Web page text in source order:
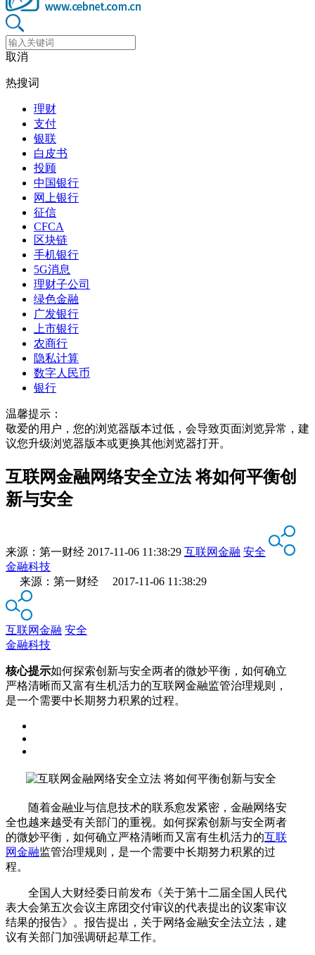
取消
热搜词
理财
支付
银联
白皮书
投顾
中国银行
网上银行
征信
CFCA
区块链
手机银行
5G消息
理财子公司
绿色金融
广发银行
上市银行
农商行
隐私计算
数字人民币
银行
温馨提示：
敬爱的用户，您的浏览器版本过低，会导致页面浏览异常，建
议您升级浏览器版本或更换其他浏览器打开。
互联网金融网络安全立法 将如何平衡创
新与安全
来源： 第一财经 2017-11-06 11:38:29 互联网金融 安全
金融科技
来源：第一财经 2017-11-06 11:38:29
互联网金融 安全
金融科技
核心提示如何探索创新与安全两者的微妙平衡，如何确立
严格清晰而又富有生机活力的互联网金融监管治理规则，
是一个需要中长期努力积累的过程。
随着金融业与信息技术的联系愈发紧密，金融网络安
全也越来越受有关部门的重视。如何探索创新与安全两者
的微妙平衡，如何确立严格清晰而又富有生机活力的互联
网金融监管治理规则，是一个需要中长期努力积累的过
程。
全国人大财经委日前发布《关于第十二届全国人民代
表大会第五次会议主席团交付审议的代表提出的议案审议
结果的报告》。报告提出，关于网络金融安全法立法，建
议有关部门加强调研起草工作。